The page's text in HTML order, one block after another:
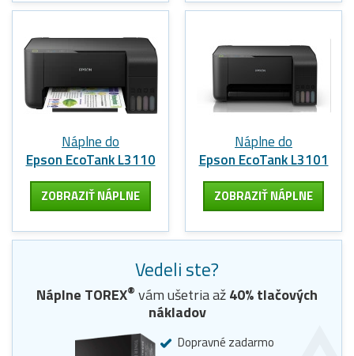
Náplne do
Epson EcoTank L3110
ZOBRAZIŤ NÁPLNE
Náplne do
Epson EcoTank L3101
ZOBRAZIŤ NÁPLNE
Vedeli ste?
Náplne TOREX® vám ušetria až40% tlačových
nákladov
Dopravné zadarmo